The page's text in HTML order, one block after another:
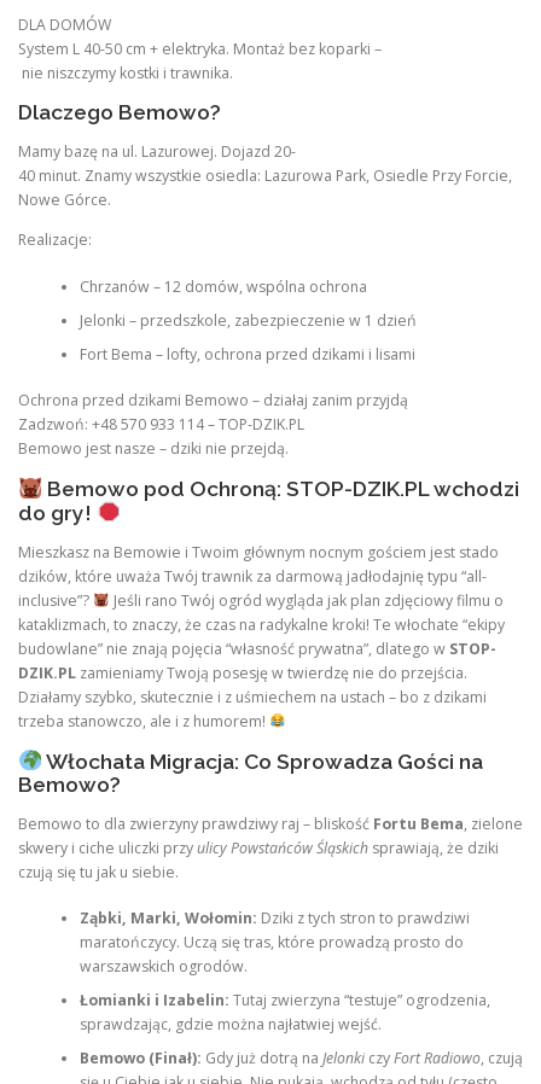
DLA DOMÓW
System L 40-50 cm + elektryka. Montaż bez koparki –
nie niszczymy kostki i trawnika.
Dlaczego Bemowo?
Mamy bazę na ul. Lazurowej. Dojazd 20-
40 minut. Znamy wszystkie osiedla: Lazurowa Park, Osiedle Przy Forcie,
Nowe Górce.
Realizacje:
Chrzanów – 12 domów, wspólna ochrona
Jelonki – przedszkole, zabezpieczenie w 1 dzień
Fort Bema – lofty, ochrona przed dzikami i lisami
Ochrona przed dzikami Bemowo – działaj zanim przyjdą
Zadzwoń: +48 570 933 114 – TOP-DZIK.PL
Bemowo jest nasze – dziki nie przejdą.
Bemowo pod Ochroną: STOP-DZIK.PL wchodzi
do gry!
Mieszkasz na Bemowie i Twoim głównym nocnym gościem jest stado
dzików, które uważa Twój trawnik za darmową jadłodajnię typu “all-
inclusive”?
Jeśli rano Twój ogród wygląda jak plan zdjęciowy filmu o
kataklizmach, to znaczy, że czas na radykalne kroki! Te włochate “ekipy
budowlane” nie znają pojęcia “własność prywatna”, dlatego w STOP-
DZIK.PL zamieniamy Twoją posesję w twierdzę nie do przejścia.
Działamy szybko, skutecznie i z uśmiechem na ustach – bo z dzikami
trzeba stanowczo, ale i z humorem!
Włochata Migracja: Co Sprowadza Gości na
Bemowo?
Bemowo to dla zwierzyny prawdziwy raj – bliskość Fortu Bema, zielone
skwery i ciche uliczki przyulicy Powstańców Śląskich sprawiają, że dziki
czują się tu jak u siebie.
Ząbki, Marki, Wołomin: Dziki z tych stron to prawdziwi
maratończycy. Uczą się tras, które prowadzą prosto do
warszawskich ogrodów.
Łomianki i Izabelin: Tutaj zwierzyna “testuje” ogrodzenia,
sprawdzając, gdzie można najłatwiej wejść.
Bemowo (Finał): Gdy już dotrą na JelonkiczyFort Radiowo, czują